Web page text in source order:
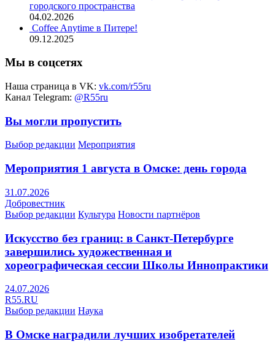
городского пространства
04.02.2026
Coffee Anytime в Питере!
09.12.2025
Мы в соцсетях
Наша страница в VK: vk.com/r55ru
Канал Telegram: @R55ru
Вы могли пропустить
Выбор редакции Мероприятия
Мероприятия 1 августа в Омске: день города
31.07.2026
Добровестник
Выбор редакции Культура Новости партнёров
Искусство без границ: в Санкт-Петербурге
завершились художественная и
хореографическая сессии Школы Иннопрактики
24.07.2026
R55.RU
Выбор редакции Наука
В Омске наградили лучших изобретателей